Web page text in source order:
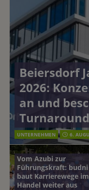
Beiersdorf
2026:
an und
UNTERNEHMEN 6.
Vom Azubi zur
Führungskraft: budni
baut Karrierewege im
Handel weiter aus